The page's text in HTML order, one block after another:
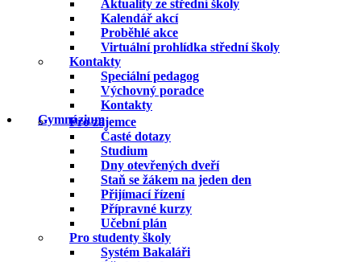
Aktuality ze střední školy
Kalendář akcí
Proběhlé akce
Virtuální prohlídka střední školy
Kontakty
Speciální pedagog
Výchovný poradce
Kontakty
Gymnázium
Pro zájemce
Časté dotazy
Studium
Dny otevřených dveří
Staň se žákem na jeden den
Přijímací řízení
Přípravné kurzy
Učební plán
Pro studenty školy
Systém Bakaláři